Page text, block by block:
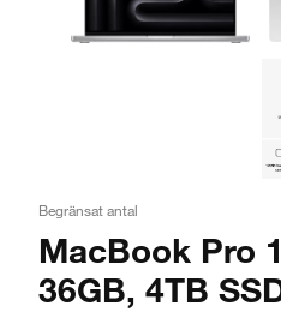
Begränsat antal
MacBook Pro
36GB, 4TB